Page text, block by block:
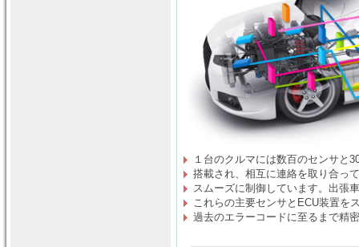
１台のクルマには数百のセンサと
搭載され、相互に連絡を取り合っ
スムーズに制御しています。出張
これらの主要センサとECU装置を
過去のエラーコードに至るまで精